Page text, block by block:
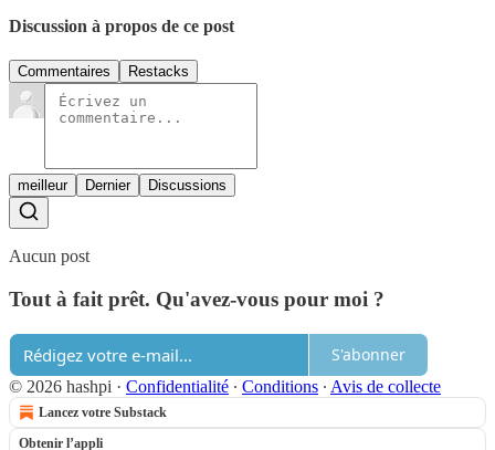
Discussion à propos de ce post
Commentaires Restacks
meilleur Dernier Discussions
Aucun post
Tout à fait prêt. Qu'avez-vous pour moi ?
S'abonner
© 2026 hashpi · Confidentialité ∙ Conditions ∙ Avis de collecte
Lancez votre Substack
Obtenir l’appli